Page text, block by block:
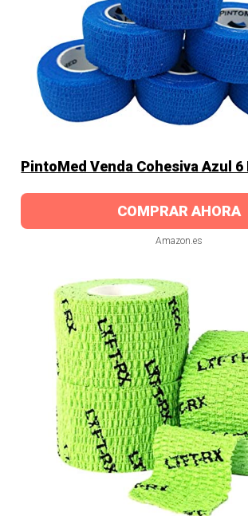
PintoMed Venda Cohesiva Azul 6
COMPRAR AHORA
Amazon.es